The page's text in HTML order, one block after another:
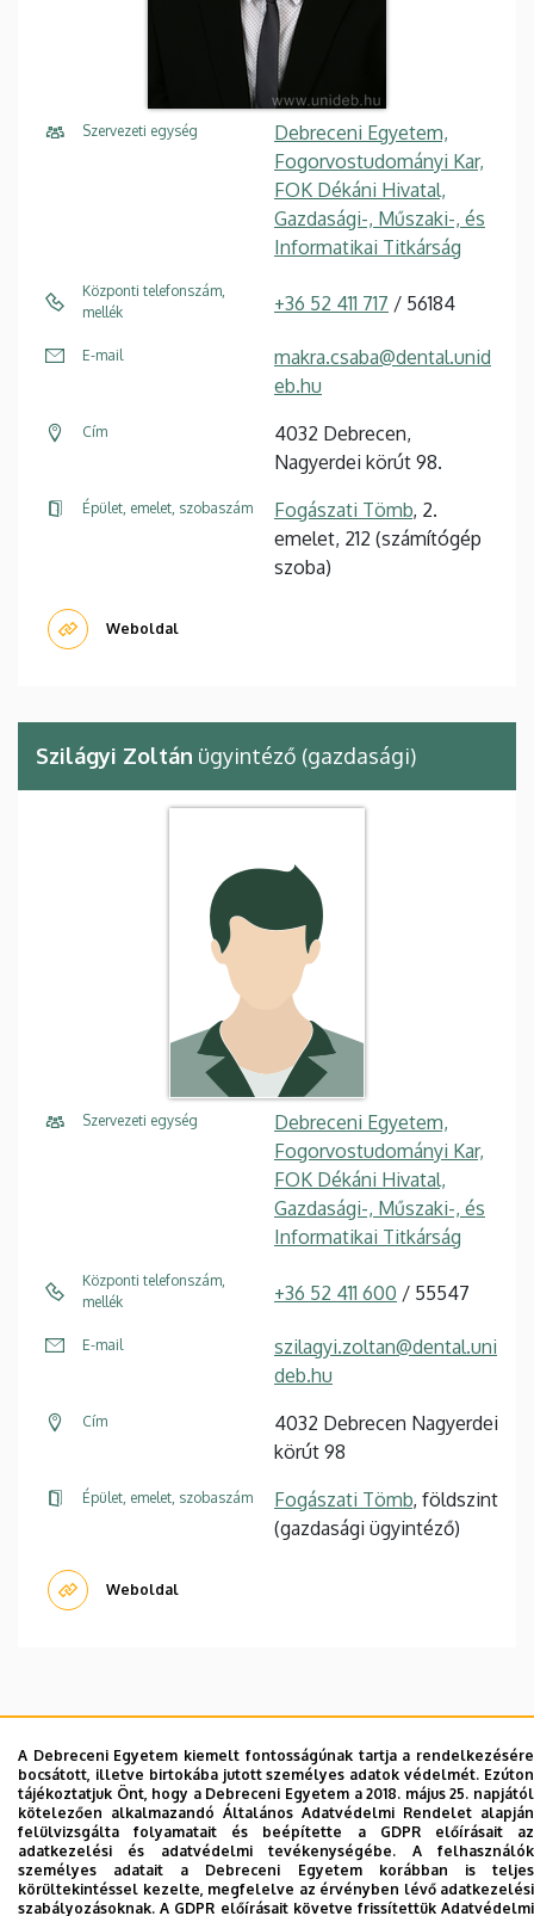
Szervezeti egység
Debreceni Egyetem,
Fogorvostudományi Kar,
FOK Dékáni Hivatal,
Gazdasági-, Műszaki-, és
Informatikai Titkárság
Központi telefonszám,
mellék
+36 52 411 717 / 56184
E-mail
makra.csaba@dental.unid
eb.hu
Cím
4032 Debrecen,
Nagyerdei körút 98.
Épület, emelet, szobaszám Fogászati Tömb, 2.
emelet, 212 (számítógép
szoba)
Weboldal
Szilágyi Zoltán ügyintéző (gazdasági)
Szervezeti egység
Debreceni Egyetem,
Fogorvostudományi Kar,
FOK Dékáni Hivatal,
Gazdasági-, Műszaki-, és
Informatikai Titkárság
Központi telefonszám,
mellék
+36 52 411 600 / 55547
E-mail
szilagyi.zoltan@dental.uni
deb.hu
Cím
4032 Debrecen Nagyerdei
körút 98
Épület, emelet, szobaszám Fogászati Tömb, földszint
(gazdasági ügyintéző)
Weboldal
telefonkönyvében|Külső személyek rögzítése a
DE telefonkönyvében|Súgó|Hibabejelentés
A Debreceni Egyetem kiemelt fontosságúnak tartja a rendelkezésére
bocsátott, illetve birtokába jutott személyes adatok védelmét. Ezúton
tájékoztatjuk Önt, hogy a Debreceni Egyetem a 2018. május 25. napjától
kötelezően alkalmazandó Általános Adatvédelmi Rendelet alapján
felülvizsgálta folyamatait és beépítette a GDPR előírásait az
adatkezelési és adatvédelmi tevékenységébe. A felhasználók
személyes adatait a Debreceni Egyetem korábban is teljes
körültekintéssel kezelte, megfelelve az érvényben lévő adatkezelési
szabályozásoknak. A GDPR előírásait követve frissítettük Adatvédelmi